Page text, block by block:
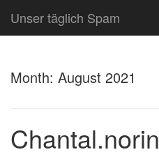
Unser täglich Spam
Month: August 2021
Chantal.norin